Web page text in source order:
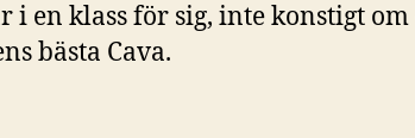
i en klass för sig, inte konstigt om
bästa Cava.